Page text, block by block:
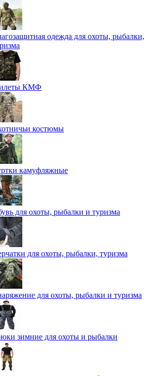
одежда для охоты, рыбалки,
КМФ
костюмы
камуфляжные
для охоты, рыбалки и туризма
для охоты, рыбалки, туризма
для охоты, рыбалки и туризма
зимние для охоты и рыбалки